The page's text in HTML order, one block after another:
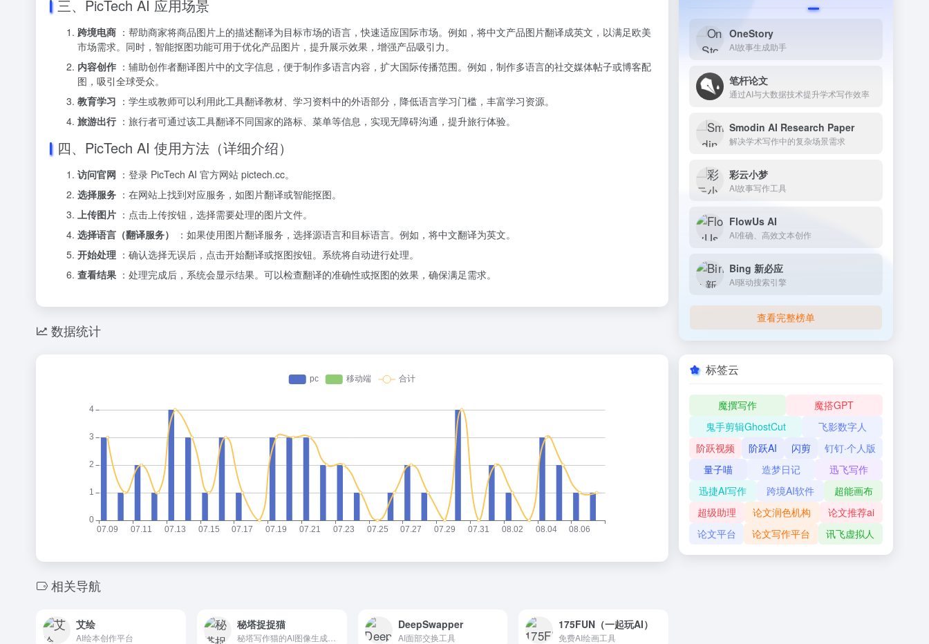
三、PicTech AI 应用场景
跨境电商 ：帮助商家将商品图片上的描述翻译为目标市场的语言，快速适应国际市场。例如，将中文产品图片翻译成英文，以满足欧美
市场需求。同时，智能抠图功能可用于优化产品图片，提升展示效果，增强产品吸引力。
内容创作 ：辅助创作者翻译图片中的文字信息，便于制作多语言内容，扩大国际传播范围。例如，制作多语言的社交媒体帖子或博客配
图，吸引全球受众。
教育学习 ：学生或教师可以利用此工具翻译教材、学习资料中的外语部分，降低语言学习门槛，丰富学习资源。
旅游出行 ：旅行者可通过该工具翻译不同国家的路标、菜单等信息，实现无障碍沟通，提升旅行体验。
四、PicTech AI 使用方法（详细介绍）
访问官网 ：登录 PicTech AI 官方网站 pictech.cc。
选择服务 ：在网站上找到对应服务，如图片翻译或智能抠图。
上传图片 ：点击上传按钮，选择需要处理的图片文件。
选择语言（翻译服务）
：如果使用图片翻译服务，选择源语言和目标语言。例如，将中文翻译为英文。
开始处理 ：确认选择无误后，点击开始翻译或抠图按钮。系统将自动进行处理。
查看结果 ：处理完成后，系统会显示结果。可以检查翻译的准确性或抠图的效果，确保满足需求。
数据统计
相关导航
艾绘
AI绘本创作平台
秘塔捉捉猫
秘塔写作猫的AI图像生成工具
DeepSwapper
AI面部交换工具
175FUN（一起玩AI）
免费AI绘画工具
OneStory
AI故事生成助手
笔杆论文
通过AI与大数据技术提升学术写作效率
Smodin AI Research Paper
解决学术写作中的复杂场景需求
彩云小梦
AI故事写作工具
FlowUs AI
AI准确、高效文本创作
Bing 新必应
AI驱动搜索引擎
查看完整榜单
标签云
魔撰写作
魔搭GPT
鬼手剪辑GhostCut
飞影数字人
阶跃视频
阶跃AI 闪剪
钉钉·个人版
量子喵
造梦日记
迅飞写作
迅捷AI写作
跨境AI软件
超能画布
超级助理
论文润色机构
论文推荐ai
论文平台
论文写作平台 讯飞虚拟人